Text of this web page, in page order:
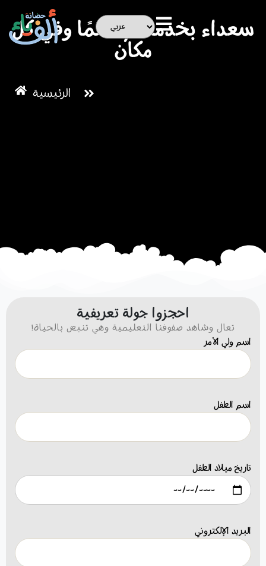
سعداء بخدمتكم دائمًا وفي كل
مكان
الرئيسية
احجزوا جولة تعريفية
!تعال وشاهد صفوفنا التعليمية وهي تنبض بالحياة
اسم ولي الأمر
اسم الطفل
تاريخ ميلاد الطفل
البريد الإلكتروني